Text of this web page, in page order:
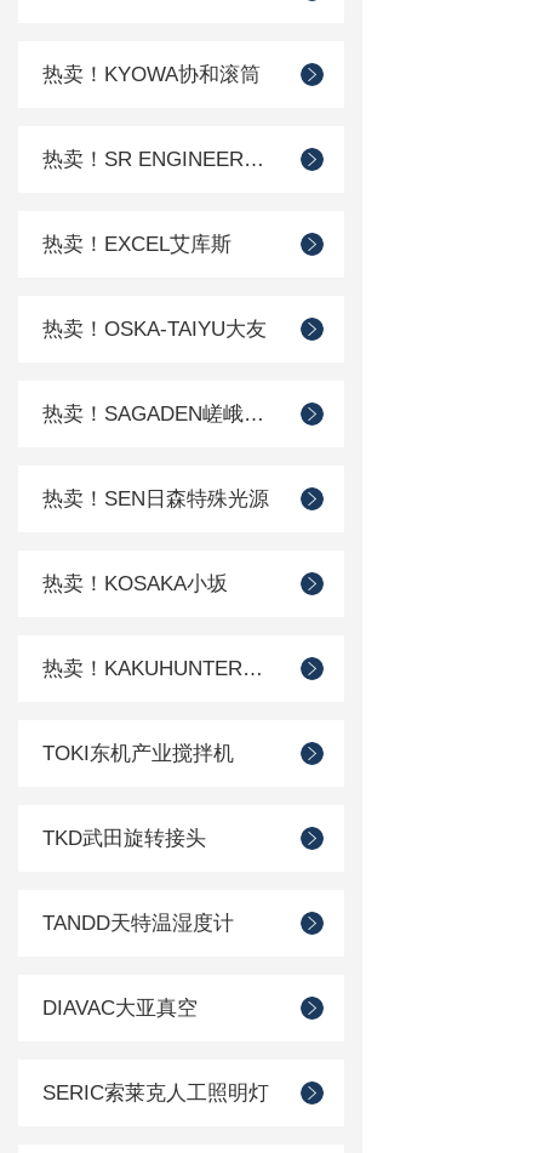
热卖！KYOWA协和滚筒
热卖！SR ENGINEER工程
热卖！EXCEL艾库斯
热卖！OSKA-TAIYU大友
热卖！SAGADEN嵯峨电机
热卖！SEN日森特殊光源
热卖！KOSAKA小坂
热卖！KAKUHUNTER写真化学
TOKI东机产业搅拌机
TKD武田旋转接头
TANDD天特温湿度计
DIAVAC大亚真空
SERIC索莱克人工照明灯